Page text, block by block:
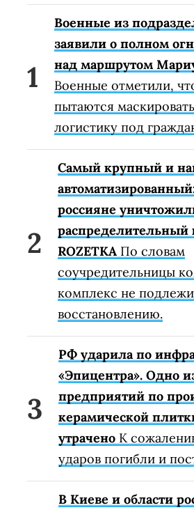
Военные из
заявили о полном
над маршрутом
Военные отметили,
пытаются
логистику под
Самый крупный и
россияне
распределительный
ROZETKA По словам
соучредительницы
комплекс не
восстановлению.
РФ ударила по
«Эпицентра». Одно
предприятий по
керамической
утрачено К
ударов погибли и
В Киеве и области